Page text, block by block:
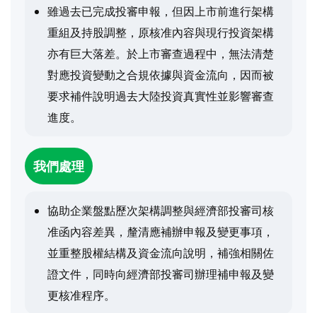
雖過去已完成投審申報，但因上市前進行架構
重組及持股調整，原核准內容與現行投資架構
亦有巨大落差。於上市審查過程中，無法清楚
對應投資變動之合規依據與資金流向，因而被
要求補件說明過去大陸投資真實性並影響審查
進度。
我們處理
協助企業盤點歷次架構調整與經濟部投審司核
准函內容差異，釐清應補辦申報及變更事項，
並重整股權結構及資金流向說明，補強相關佐
證文件，同時向經濟部投審司辦理補申報及變
更核准程序。